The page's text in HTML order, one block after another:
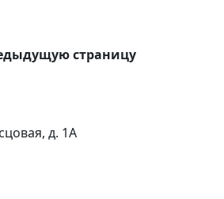
страницу
д. 1А